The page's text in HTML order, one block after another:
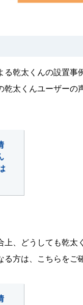
乾太くんの設置事
乾太くんユーザーの
上、どうしても乾太
方は、こちらをご